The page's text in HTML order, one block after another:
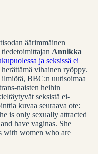
äärimmäinen
Annikka
ja seksissä ei
vihainen ryöppy.
BBC:n uutisoimaa
naisten heihin
seksistä ei-
kuvaa seuraava ote:
is only sexually attracted
have vaginas. She
with women who are